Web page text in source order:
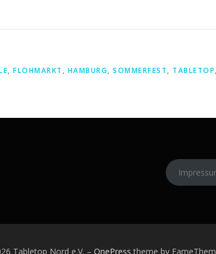
, FLOHMARKT , HAMBURG, SOMMERFEST, TABLETOP
Tabletop Nord e.V. – OnePress theme by